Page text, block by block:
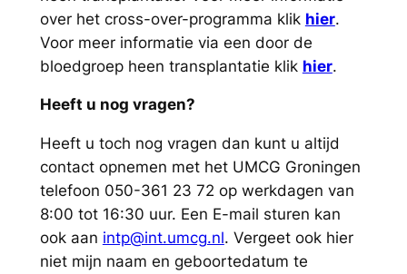
over het cross-over-programma klik hier.
Voor meer informatie via een door de
bloedgroep heen transplantatie klik hier.
Heeft u nog vragen?
Heeft u toch nog vragen dan kunt u altijd
contact opnemen met het UMCG Groningen
telefoon 050-361 23 72 op werkdagen van
8:00 tot 16:30 uur. Een E-mail sturen kan
ook aan intp@int.umcg.nl. Vergeet ook hier
niet mijn naam en geboortedatum te